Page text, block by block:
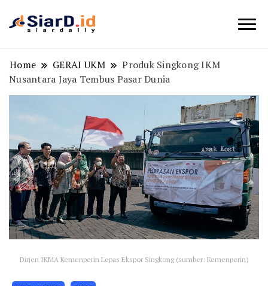
Home GERAI UKM
Produk Singkong IKM
Nusantara Jaya Tembus Pasar Dunia
Dirjen IKMA Kemenperin Lepas Ekspor Singkong (sumber: Kemenperin)